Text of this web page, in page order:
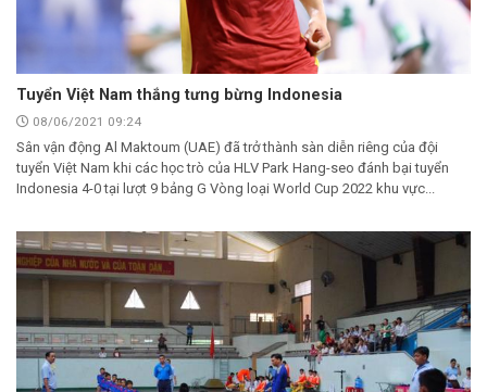
Tuyển Việt Nam thắng tưng bừng Indonesia
08/06/2021 09:24
Sân vận động Al Maktoum (UAE) đã trở thành sàn diễn riêng của đội
tuyển Việt Nam khi các học trò của HLV Park Hang-seo đánh bại tuyển
Indonesia 4-0 tại lượt 9 bảng G Vòng loại World Cup 2022 khu vực...